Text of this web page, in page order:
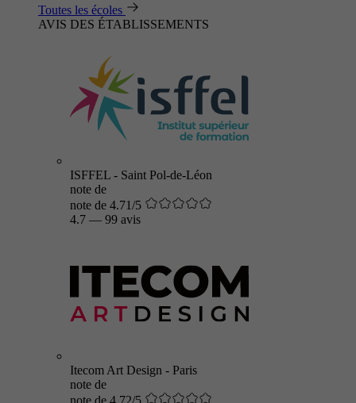
Toutes les écoles
AVIS DES ÉTABLISSEMENTS
ISFFEL - Saint Pol-de-Léon
note de
note de 4.71/5
4.7 — 99 avis
Itecom Art Design - Paris
note de
note de 4.72/5